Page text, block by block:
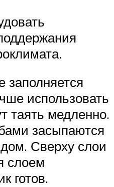
заполняется
использовать
таять медленно.
засыпаются
Сверху слои
слоем
готов.